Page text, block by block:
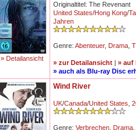
» Detailansicht
Originaltitel: The Revenant
United States/Hong Kong/
Jahren
Genre: Abenteuer, Drama
» zur Detailansicht | » auf
» auch als Blu-ray Disc
Wind River
UK/Canada/United States
Genre: Verbrechen Drama